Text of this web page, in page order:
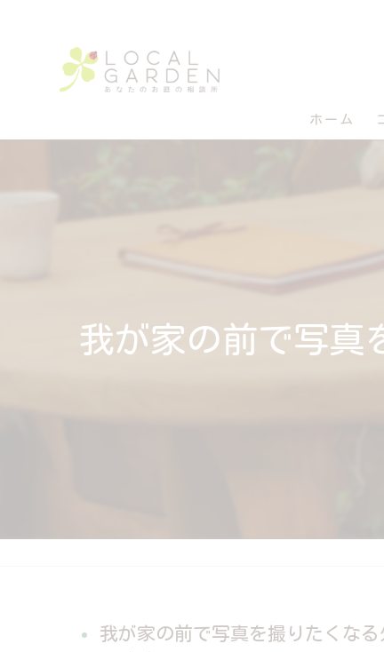
ホーム
我が家の前で写真
我が家の前で写真を撮りたくな